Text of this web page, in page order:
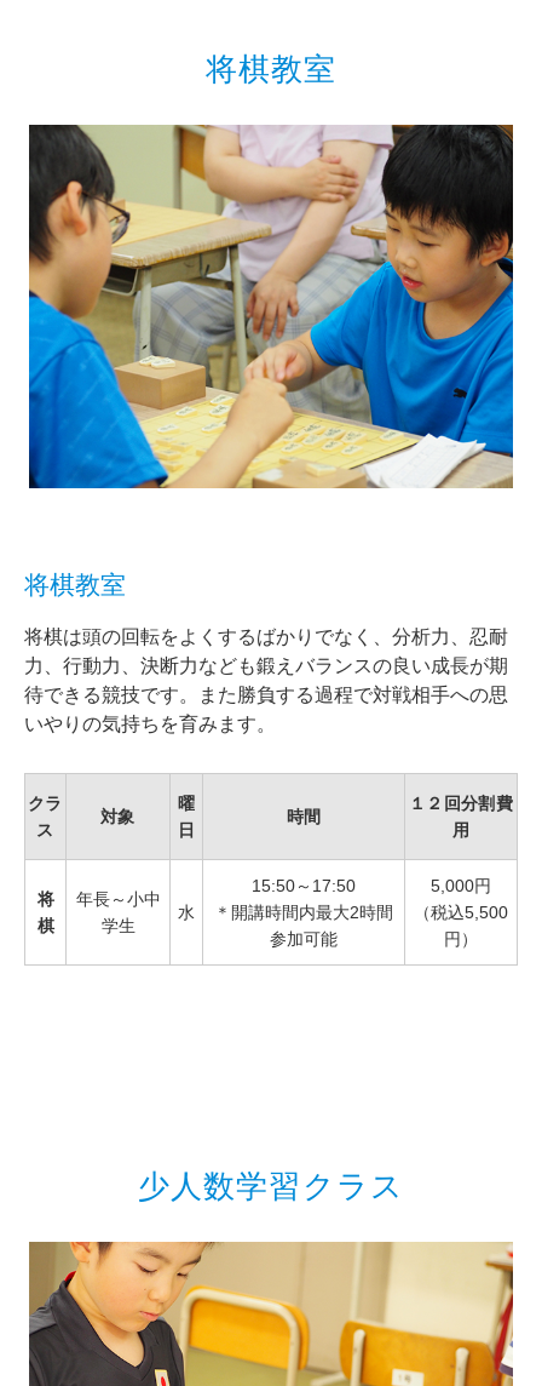
将棋教室
将棋教室
将棋は頭の回転をよくするばかりでなく、分析力、忍耐
力、行動力、決断力なども鍛えバランスの良い成長が期
待できる競技です。また勝負する過程で対戦相手への思
いやりの気持ちを育みます。
クラ
ス
対象
曜
日
時間
１２回分割費
用
将
棋
年長～小中
学生
水
15:50～17:50
＊開講時間内最大2時間
参加可能
5,000円
（税込5,500
円）
少人数学習クラス